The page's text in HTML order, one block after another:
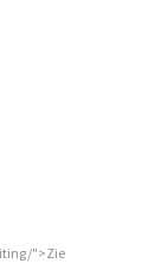
">Zie